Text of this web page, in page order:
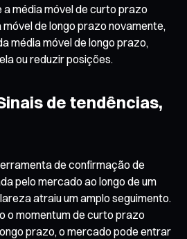
a média móvel de curto prazo
de longo prazo novamente,
média móvel de longo prazo,
ou reduzir posições.
de tendências,
de confirmação de
pelo mercado ao longo de um
atraiu um amplo seguimento.
o momentum de curto prazo
prazo, o mercado pode entrar